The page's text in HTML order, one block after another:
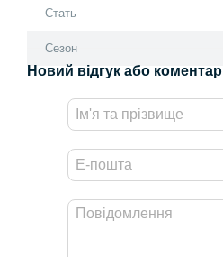
Стать
Сезон
Новий відгук або коментар